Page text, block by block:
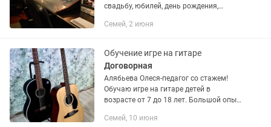
свадьбу, юбилей, день рождения,
аудио и видеомонтажНовые тексты
написание...
Семей, 2 июня
Обучение игре на гитаре
Договорная
Алябьева Олеся-педагог со стажем!
Обучаю игре на гитаре детей в
возрасте от 7 до 18 лет. Большой опыт
🎸 Занятия проводятся
Семей, 10 июня